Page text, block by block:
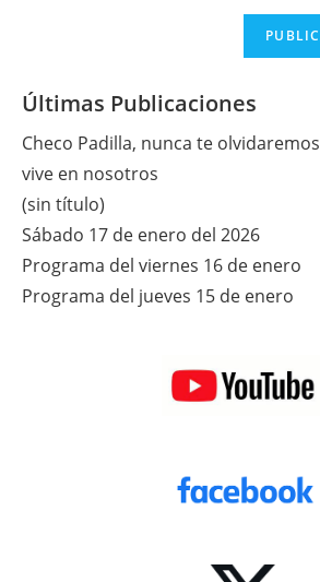
Últimas Publicaciones
Checo Padilla, nunca te
vive en nosotros
(sin título)
Sábado 17 de enero del 2026
Programa del viernes 16 de enero
Programa del jueves 15 de enero